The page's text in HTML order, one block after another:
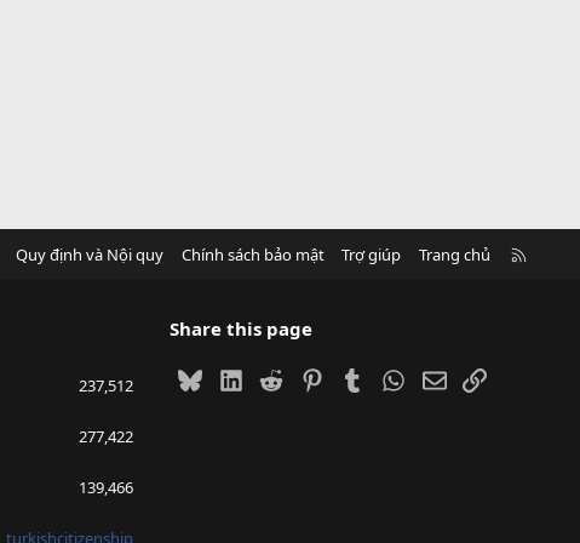
Quy định và Nội quy Chính sách bảo mật Trợ giúp Trang chủ
237,512
277,422
139,466
turkishcitizenship
Share this page
BlueskyLinkedIn
Reddit PinterestTumblrWhatsApp
EmailLink